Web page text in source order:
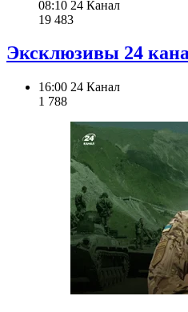
08:10 24 Канал
19 483
Эксклюзивы 24
16:00 24 Канал
1 788